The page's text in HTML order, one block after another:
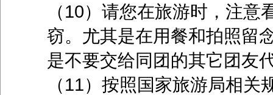
（10）请您在旅游时，注
窃。尤其是在用餐和拍照留
是不要交给同团的其它团友
（11）按照国家旅游局相